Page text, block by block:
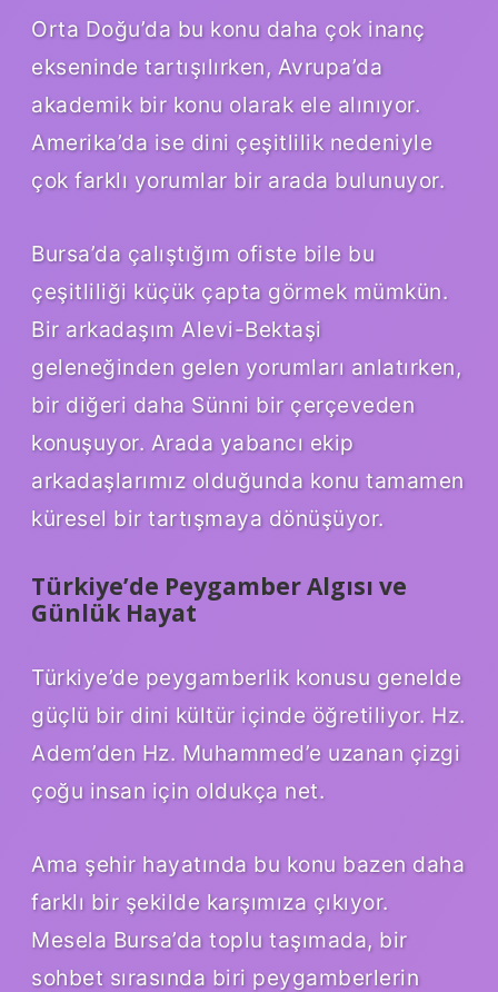
Orta Doğu’da bu konu daha çok inanç
ekseninde tartışılırken, Avrupa’da
akademik bir konu olarak ele alınıyor.
Amerika’da ise dini çeşitlilik nedeniyle
çok farklı yorumlar bir arada bulunuyor.
Bursa’da çalıştığım ofiste bile bu
çeşitliliği küçük çapta görmek mümkün.
Bir arkadaşım Alevi-Bektaşi
geleneğinden gelen yorumları anlatırken,
bir diğeri daha Sünni bir çerçeveden
konuşuyor. Arada yabancı ekip
arkadaşlarımız olduğunda konu tamamen
küresel bir tartışmaya dönüşüyor.
Türkiye’de Peygamber Algısı ve
Günlük Hayat
Türkiye’de peygamberlik konusu genelde
güçlü bir dini kültür içinde öğretiliyor. Hz.
Adem’den Hz. Muhammed’e uzanan çizgi
çoğu insan için oldukça net.
Ama şehir hayatında bu konu bazen daha
farklı bir şekilde karşımıza çıkıyor.
Mesela Bursa’da toplu taşımada, bir
sohbet sırasında biri peygamberlerin